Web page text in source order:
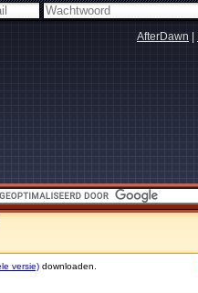
AfterDawn
versie) downloaden.